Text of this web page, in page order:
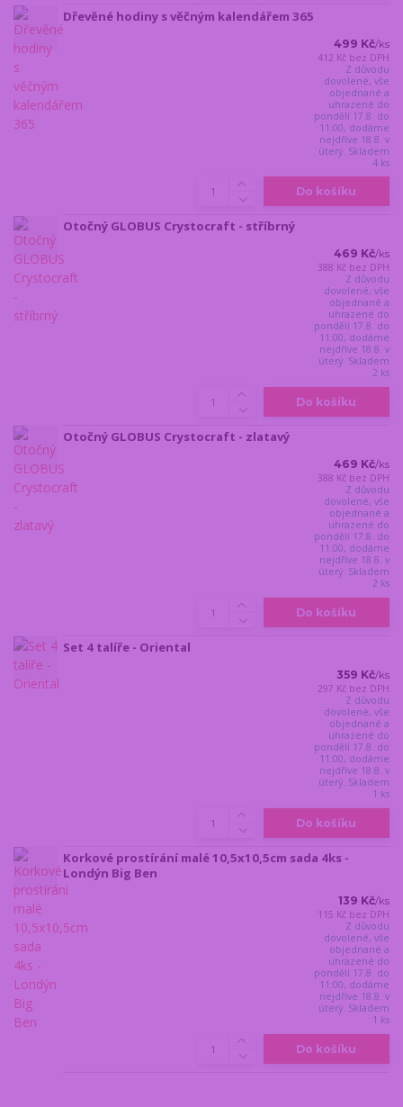
Dřevěné hodiny s věčným kalendářem 365
499 Kč/ks
412 Kč bez DPH
Z důvodu
dovolené, vše
objednané a
uhrazené do
pondělí 17.8. do
11:00, dodáme
nejdříve 18.8. v
úterý. Skladem
4 ks
Do košíku
Otočný GLOBUS Crystocraft - stříbrný
469 Kč/ks
388 Kč bez DPH
Z důvodu
dovolené, vše
objednané a
uhrazené do
pondělí 17.8. do
11:00, dodáme
nejdříve 18.8. v
úterý. Skladem
2 ks
Do košíku
Otočný GLOBUS Crystocraft - zlatavý
469 Kč/ks
388 Kč bez DPH
Z důvodu
dovolené, vše
objednané a
uhrazené do
pondělí 17.8. do
11:00, dodáme
nejdříve 18.8. v
úterý. Skladem
2 ks
Do košíku
Set 4 talíře - Oriental
359 Kč/ks
297 Kč bez DPH
Z důvodu
dovolené, vše
objednané a
uhrazené do
pondělí 17.8. do
11:00, dodáme
nejdříve 18.8. v
úterý. Skladem
1 ks
Do košíku
Korkové prostírání malé 10,5x10,5cm sada 4ks -
Londýn Big Ben
139 Kč/ks
115 Kč bez DPH
Z důvodu
dovolené, vše
objednané a
uhrazené do
pondělí 17.8. do
11:00, dodáme
nejdříve 18.8. v
úterý. Skladem
1 ks
Do košíku